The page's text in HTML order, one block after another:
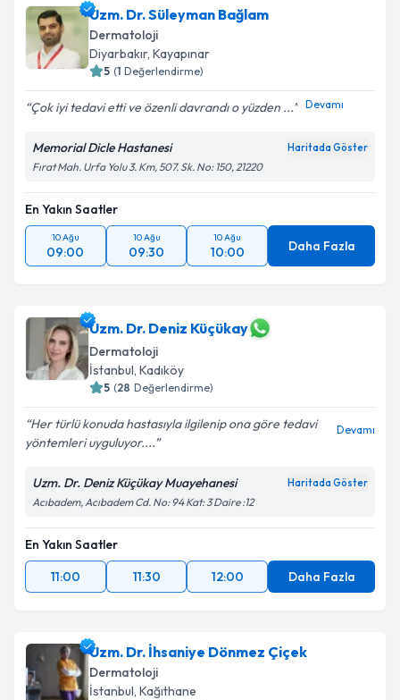
Uzm. Dr. Süleyman Bağlam
Dermatoloji
Diyarbakır, Kayapınar
5 (1 Değerlendirme)
Çok iyi tedavi etti ve özenli davrandı o yüzden ... Devamı
Memorial Dicle Hastanesi Haritada Göster
Fırat Mah. Urfa Yolu 3. Km, 507. Sk. No: 150, 21220
En Yakın Saatler
10 Ağu
09:00
10 Ağu
09:30
10 Ağu
10:00 Daha Fazla
Uzm. Dr. Deniz Küçükay
Dermatoloji
İstanbul, Kadıköy
5 (28 Değerlendirme)
Her türlü konuda hastasıyla ilgilenip ona göre tedavi
yöntemleri uyguluyor....
Devamı
Uzm. Dr. Deniz Küçükay Muayehanesi Haritada Göster
Acıbadem, Acıbadem Cd. No: 94 Kat: 3 Daire :12
En Yakın Saatler
11:00
11:30 12:00 Daha Fazla
Uzm. Dr. İhsaniye Dönmez Çiçek
Dermatoloji
İstanbul, Kağıthane